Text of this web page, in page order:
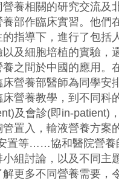
養相關的研究交流及
養部作臨床實習。他們
指導下，進行了包括
及細胞培植的實驗，
之間於中國的應用。
營養部醫師為同學安
營養教學，到不同科
及會診(即in-patient)
置入，輸液營養方案
置等……協和醫院營養
組討論，以及不同主
更多不同營養需要，